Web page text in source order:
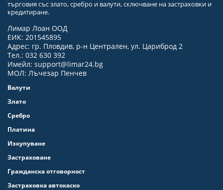
търговия със злато, сребро и валути, сключване на застраховки и
кредитиране.
Лимар Лоан ООД
ЕИК: 201545895
Адрес: гр. Пловдив, р-н Централен, ул. Цариброд 2
Тел.: 032 630 392
Имейл: support@limar24.bg
МОЛ: Лъчезар Пенчев
Валути
Злато
Сребро
Платина
Изкупуване
Застраховане
Гражданска отговорност
Застраховка автокаско